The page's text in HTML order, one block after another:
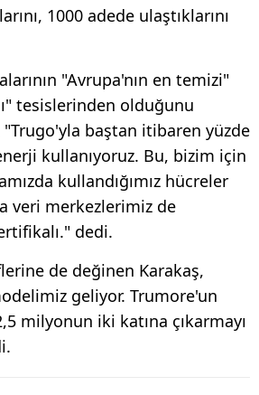
1000 adede ulaştıklarını
"Avrupa'nın en temizi"
tesislerinden olduğunu
"Trugo'yla baştan itibaren yüzde
kullanıyoruz. Bu, bizim için
kullandığımız hücreler
veri merkezlerimiz de
dedi.
de değinen Karakaş,
geliyor. Trumore'un
milyonun iki katına çıkarmayı